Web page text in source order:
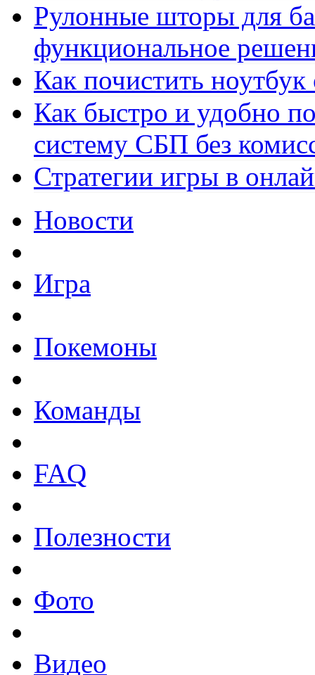
Рулонные шторы для
функциональное
Как почистить
Как быстро и удобно
систему СБП без
Стратегии игры в
Новости
Игра
Покемоны
Команды
FAQ
Полезности
Фото
Видео